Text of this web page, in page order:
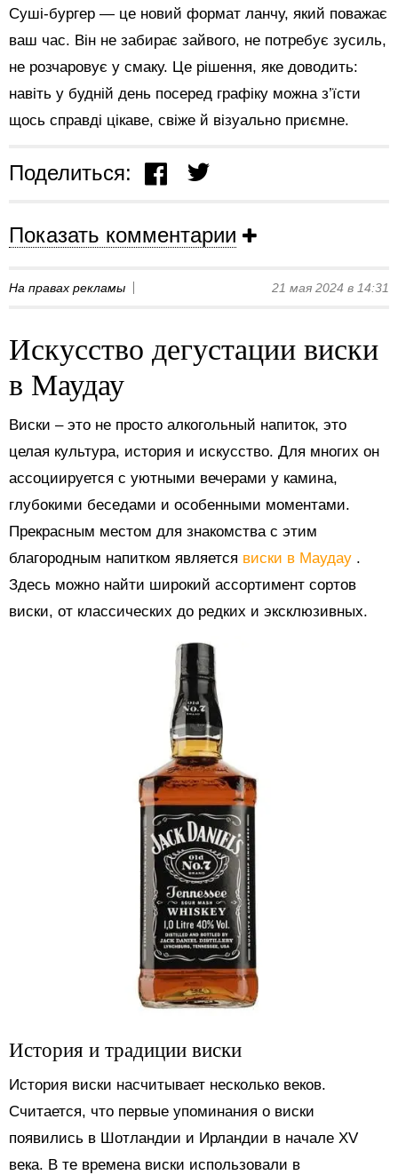
Суші-бургер — це новий формат ланчу, який поважає
ваш час. Він не забирає зайвого, не потребує зусиль,
не розчаровує у смаку. Це рішення, яке доводить:
навіть у будній день посеред графіку можна з’їсти
щось справді цікаве, свіже й візуально приємне.
Поделиться:
Показать комментарии
На правах рекламы 21 мая 2024 в 14:31
Искусство дегустации виски
в Маудау
Виски – это не просто алкогольный напиток, это
целая культура, история и искусство. Для многих он
ассоциируется с уютными вечерами у камина,
глубокими беседами и особенными моментами.
Прекрасным местом для знакомства с этим
благородным напитком является виски в Маудау .
Здесь можно найти широкий ассортимент сортов
виски, от классических до редких и эксклюзивных.
История и традиции виски
История виски насчитывает несколько веков.
Считается, что первые упоминания о виски
появились в Шотландии и Ирландии в начале XV
века. В те времена виски использовали в